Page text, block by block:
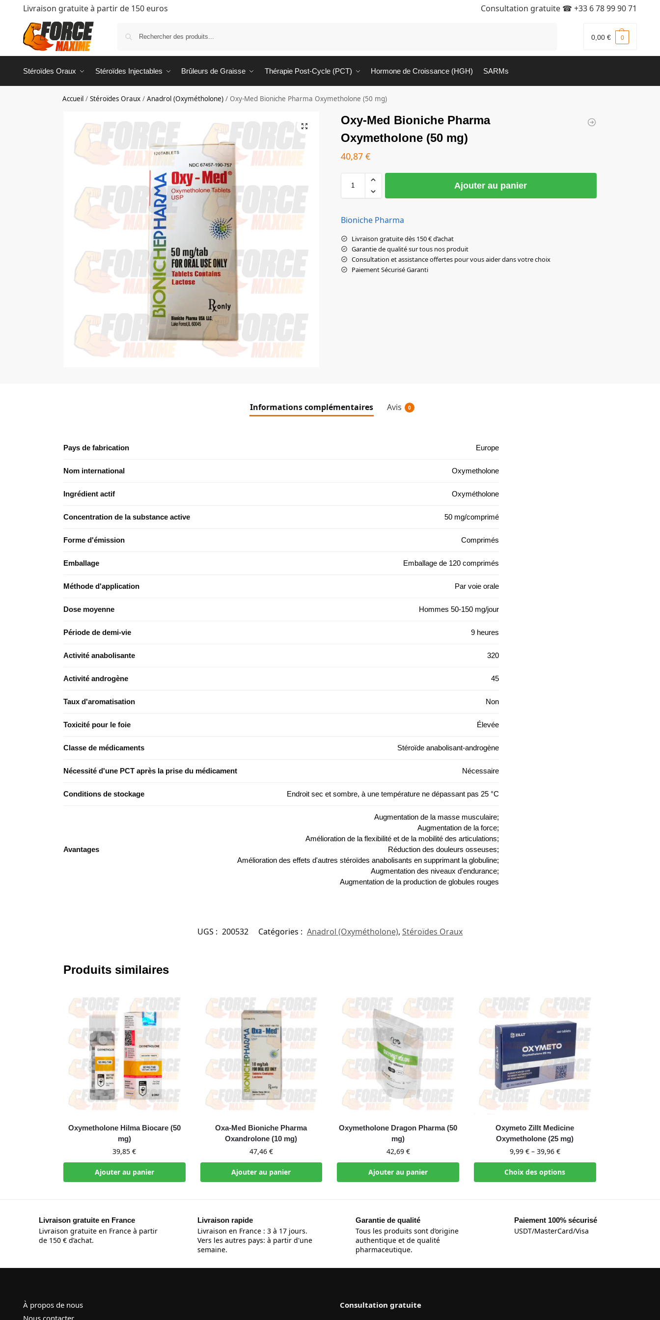
Livraison gratuite à partir de 150 euros Consultation gratuite ☎ +33 6 78 99 90 71
0,00 € 0
Stéroïdes Oraux Stéroïdes Injectables Brûleurs de Graisse Thérapie Post-Cycle (PCT) Hormone de Croissance (HGH) SARMs
Accueil /Stéroïdes Oraux /Anadrol (Oxymétholone) / Oxy-Med Bioniche Pharma Oxymetholone (50 mg)
Oxy-Med Bioniche Pharma
Oxymetholone (50 mg)
40,87 €
Ajouter au panier
Bioniche Pharma
Livraison gratuite dès 150 € d’achat
Garantie de qualité sur tous nos produit
Consultation et assistance offertes pour vous aider dans votre choix
Paiement Sécurisé Garanti
Informations complémentaires Avis 0
Pays de fabrication Europe
Nom international Oxymetholone
Ingrédient actif Oxymétholone
Concentration de la substance active 50 mg/comprimé
Forme d'émission Comprimés
Emballage Emballage de 120 comprimés
Méthode d'application Par voie orale
Dose moyenne Hommes 50-150 mg/jour
Période de demi-vie 9 heures
Activité anabolisante 320
Activité androgène 45
Taux d'aromatisation Non
Toxicité pour le foie Élevée
Classe de médicaments Stéroïde anabolisant-androgène
Nécessité d'une PCT après la prise du médicament Nécessaire
Conditions de stockage Endroit sec et sombre, à une température ne dépassant pas 25 °C
Avantages
Augmentation de la masse musculaire;
Augmentation de la force;
Amélioration de la flexibilité et de la mobilité des articulations;
Réduction des douleurs osseuses;
Amélioration des effets d'autres stéroïdes anabolisants en supprimant la globuline;
Augmentation des niveaux d'endurance;
Augmentation de la production de globules rouges
UGS : 200532 Catégories : Anadrol (Oxymétholone), Stéroïdes Oraux
Produits similaires
Oxymetholone Hilma Biocare (50
mg)
39,85€
Ajouter au panier
Oxa-Med Bioniche Pharma
Oxandrolone (10 mg)
47,46 €
Ajouter au panier
Oxymetholone Dragon Pharma (50
mg)
42,69 €
Ajouter au panier
Oxymeto Zillt Medicine
Oxymetholone (25 mg)
9,99 €– 39,96 €
Choix des options
Livraison gratuite en France
Livraison gratuite en France à partir
de 150 € d’achat.
Livraison rapide
Livraison en France : 3 à 17 jours.
Vers les autres pays: à partir d'une
semaine.
Garantie de qualité
Tous les produits sont d’origine
authentique et de qualité
pharmaceutique.
Paiement 100% sécurisé
USDT/MasterCard/Visa
À propos de nous
Nous contacter
Consultation gratuite